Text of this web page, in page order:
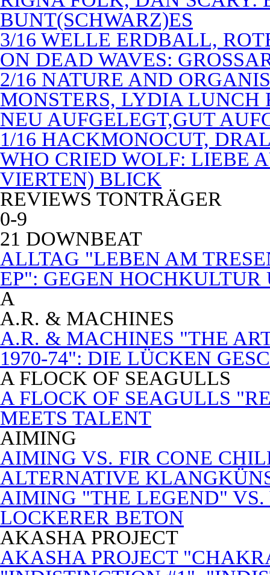
BUNT(SCHWARZ)ES
3/16 WELLE ERDBALL,
ON DEAD WAVES:
2/16 NATURE AND
MONSTERS, LYDIA LUNCH
NEU AUFGELEGT,GUT
1/16 HACKMONOCUT,
WHO CRIED WOLF: LIEBE
VIERTEN) BLICK
REVIEWS TONTRÄGER
0-9
21 DOWNBEAT
ALLTAG "LEBEN AM
EP": GEGEN
A
A.R. & MACHINES
A.R. & MACHINES "THE
1970-74": DIE LÜCKEN
A FLOCK OF SEAGULLS
A FLOCK OF SEAGULLS
MEETS TALENT
AIMING
AIMING VS. FIR CONE
ALTERNATIVE
AIMING "THE LEGEND"
LOCKERER BETON
AKASHA PROJECT
AKASHA PROJECT